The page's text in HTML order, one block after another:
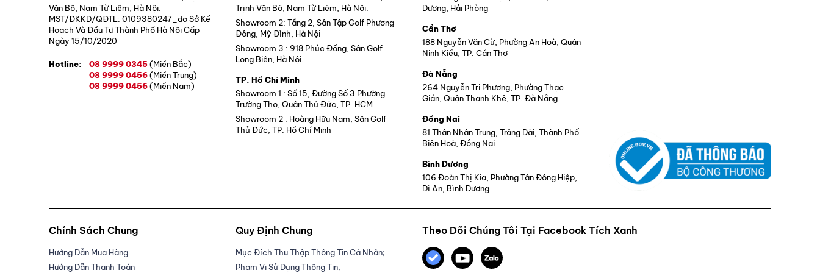
Văn Bô, Nam Từ Liêm, Hà Nội.
MST/ĐKKD/QĐTL: 0109380247_do Sở Kế
Hoạch Và Đầu Tư Thành Phố Hà Nội Cấp
Ngày 15/10/2020
Hotline: 08 9999 0345(Miền Bắc)
08 9999 0456(Miền Trung)
08 9999 0456(Miền Nam)
Trịnh Văn Bô, Nam Từ Liêm, Hà Nội.
Showroom 2: Tầng 2, Sân Tập Golf Phương
Đông, Mỹ Đình, Hà Nội
Showroom 3 : 918 Phúc Đồng, Sân Golf
Long Biên, Hà Nội.
TP. Hồ Chí Minh
Showroom 1 : Số 15, Đường Số 3 Phường
Trường Thọ, Quận Thủ Đức, TP. HCM
Showroom 2 : Hoàng Hữu Nam, Sân Golf
Thủ Đức, TP. Hồ Chí Minh
Dương, Hải Phòng
Cần Thơ
188 Nguyễn Văn Cừ, Phường An Hoà, Quận
Ninh Kiều, TP. Cần Thơ
Đà Nẵng
264 Nguyễn Tri Phương, Phường Thạc
Gián, Quận Thanh Khê, TP. Đà Nẵng
Đồng Nai
81 Thân Nhân Trung, Trảng Dài, Thành Phố
Biên Hoà, Đồng Nai
Bình Dương
106 Đoàn Thị Kia, Phường Tân Đông Hiệp,
Dĩ An, Bình Dương
Chính Sách Chung
Hướng Dẫn Mua Hàng
Hướng Dẫn Thanh Toán
Quy Định Chung
Mục Đích Thu Thập Thông Tin Cá Nhân;
Phạm Vi Sử Dụng Thông Tin;
Theo Dõi Chúng Tôi Tại Facebook Tích Xanh